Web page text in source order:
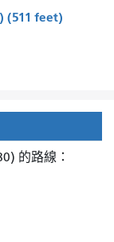
(511 feet)
的路線：